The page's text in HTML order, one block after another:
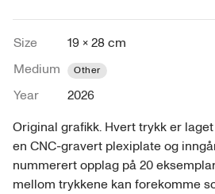
Size
19 × 28 cm
Medium
Other
Year
2026
Original grafikk. Hvert trykk er
en CNC-gravert plexiplate og
nummerert opplag på 20
mellom trykkene kan forekomme